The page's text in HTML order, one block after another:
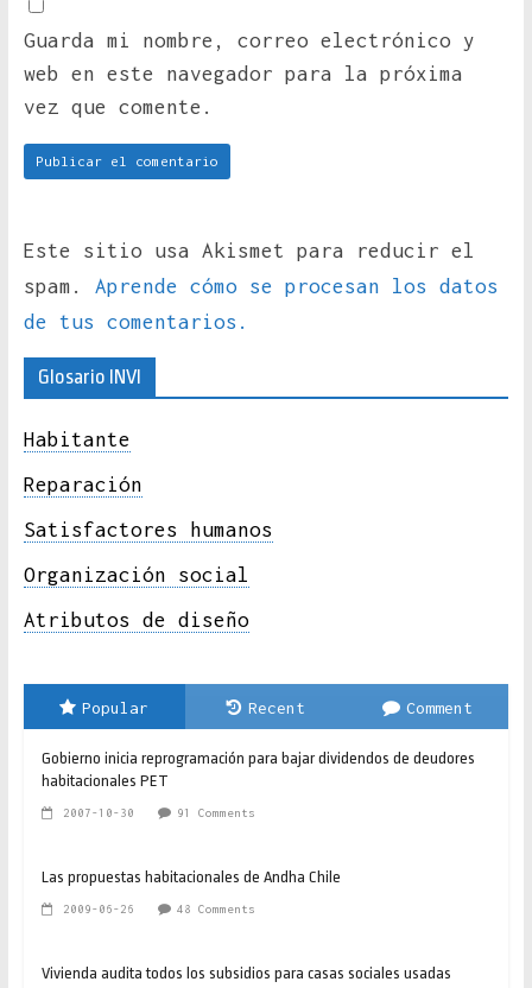
Guarda mi nombre, correo electrónico y
web en este navegador para la próxima
vez que comente.
Este sitio usa Akismet para reducir el
spam. Aprende cómo se procesan los datos
de tus comentarios.
Glosario INVI
Habitante
Reparación
Satisfactores humanos
Organización social
Atributos de diseño
Popular Recent Comment
Gobierno inicia reprogramación para bajar dividendos de deudores
habitacionales PET
2007-10-30 91 Comments
Las propuestas habitacionales de Andha Chile
2009-06-26 48 Comments
Vivienda audita todos los subsidios para casas sociales usadas